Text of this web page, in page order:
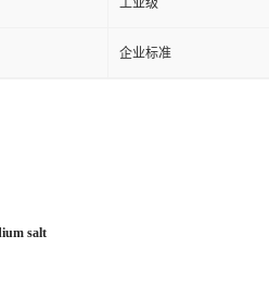
工业级
企业标准
salt